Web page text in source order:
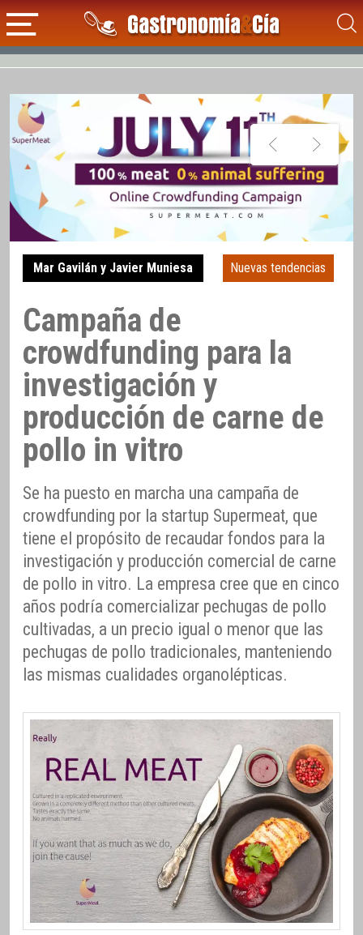
Mar Gavilán y Javier Muniesa Nuevas tendencias
Campaña de
crowdfunding para la
investigación y
producción de carne de
pollo in vitro
Se ha puesto en marcha una campaña de
crowdfunding por la startup Supermeat, que
tiene el propósito de recaudar fondos para la
investigación y producción comercial de carne
de pollo in vitro. La empresa cree que en cinco
años podría comercializar pechugas de pollo
cultivadas, a un precio igual o menor que las
pechugas de pollo tradicionales, manteniendo
las mismas cualidades organolépticas.